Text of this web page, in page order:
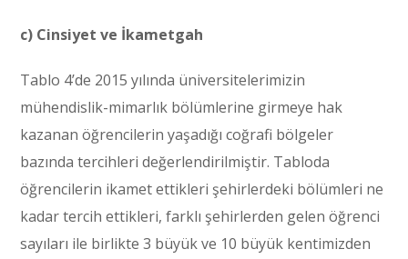
c) Cinsiyet ve İkametgah
Tablo 4’de 2015 yılında üniversitelerimizin
mühendislik-mimarlık bölümlerine girmeye hak
kazanan öğrencilerin yaşadığı coğrafi bölgeler
bazında tercihleri değerlendirilmiştir. Tabloda
öğrencilerin ikamet ettikleri şehirlerdeki bölümleri ne
kadar tercih ettikleri, farklı şehirlerden gelen öğrenci
sayıları ile birlikte 3 büyük ve 10 büyük kentimizden